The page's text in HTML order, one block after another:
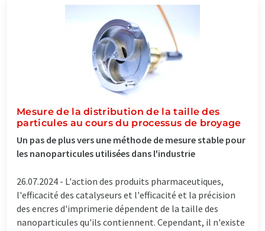
Mesure de la distribution de la taille des
particules au cours du processus de broyage
Un pas de plus vers une méthode de mesure stable pour
les nanoparticules utilisées dans l'industrie
26.07.2024 - L'action des produits pharmaceutiques,
l'efficacité des catalyseurs et l'efficacité et la précision
des encres d'imprimerie dépendent de la taille des
nanoparticules qu'ils contiennent. Cependant, il n'existe